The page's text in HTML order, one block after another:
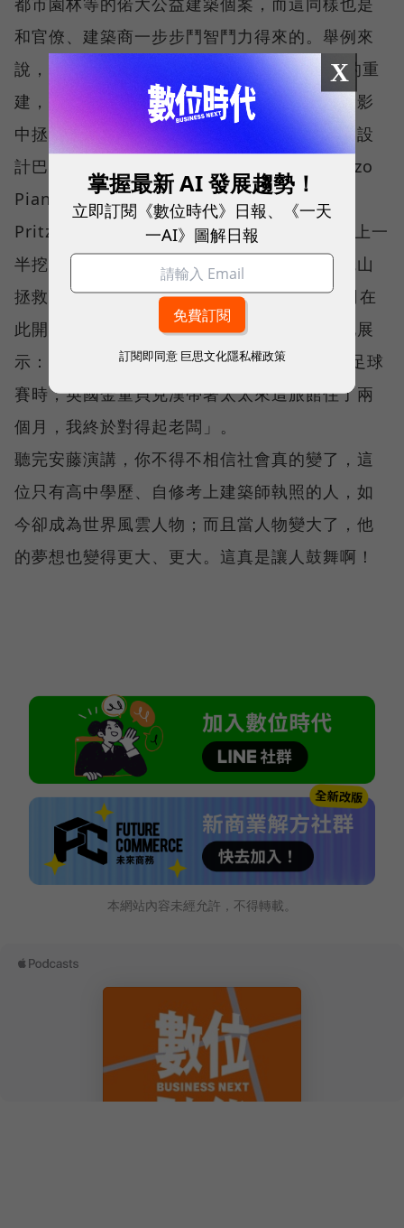
和官僚、建築商一步步鬥智鬥力得來的。舉例來
說，1995阪神大地震後，他致力於傾頹社區的重
建，透過百萬株樹的造林，將住民由死亡的陰影
中拯救出來。大阪填海新建的關西機場，請來設
計巴黎龐畢度中心而知名的義大利建築師Renzo
Piano，設計雖然一流（Piano也是1998年
Pritzker獎得主），但卻留下瀨戶內海淡路島上一
半挖禿的山嶺，身為大阪人，安藤主動發起禿山
拯救計劃，種下30萬顆樹，並且說服建設公司在
此開發旅館，花下近十年時間，終於他得意地展
示：「樹終於長到4公尺高了」，而「世界盃足球
賽時，英國金童貝克漢帶著太太來這旅館住了兩
個月，我終於對得起老闆」。
聽完安藤演講，你不得不相信社會真的變了，這
位只有高中學歷、自修考上建築師執照的人，如
今卻成為世界風雲人物；而且當人物變大了，他
的夢想也變得更大、更大。這真是讓人鼓舞啊！
本網站內容未經允許，不得轉載。
X
掌握最新 AI 發展趨勢！
立即訂閱《數位時代》日報、《一天
一AI》圖解日報
訂閱即同意 巨思文化隱私權政策